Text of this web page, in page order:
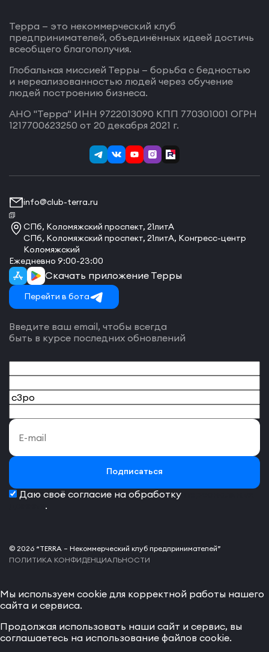
Терра — это некоммерческий клуб
предпринимателей, объединённых идеей достичь
всеобщего благополучия.
Глобальная миссией Терры — борьба с бедностью
и нереализованностью людей через обучение
людей построению бизнеса.
АНО "Терра" ИНН 9722013090 КПП 770301001 ОГРН
1217700623250 от 20 декабря 2021 г.
info@club-terra.ru
СПб, Коломяжский проспект, 21литА
СПб, Коломяжский проспект, 21литА, Конгресс-центр
Коломяжский
Ежедневно 9:00-23:00
Скачать приложение Терры
Перейти в бота
Введите ваш email, чтобы всегда
быть в курсе последних обновлений
Подписаться
Даю своё согласие на обработку
.
© 2026 “TERRA – Некоммерческий клуб предпринимателей”
ПОЛИТИКА КОНФИДЕНЦИАЛЬНОСТИ
Мы используем cookie для корректной работы нашего
сайта и сервиса.
Продолжая использовать наши сайт и сервис, вы
соглашаетесь на использование файлов cookie.